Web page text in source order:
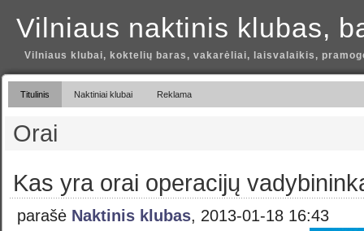
Vilniaus naktinis klubas,
Vilniaus klubai, koktelių baras, vakarėliai, laisvalaikis,
Titulinis Naktiniai klubai Reklama
Orai
Kas yra orai operacijų
parašė Naktinis klubas, 2013-01-18 16:43